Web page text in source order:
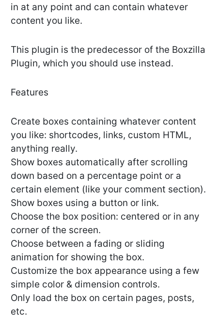
in at any point and can contain whatever
content you like.
This plugin is the predecessor of the Boxzilla
Plugin, which you should use instead.
Features
Create boxes containing whatever content
you like: shortcodes, links, custom HTML,
anything really.
Show boxes automatically after scrolling
down based on a percentage point or a
certain element (like your comment section).
Show boxes using a button or link.
Choose the box position: centered or in any
corner of the screen.
Choose between a fading or sliding
animation for showing the box.
Customize the box appearance using a few
simple color & dimension controls.
Only load the box on certain pages, posts,
etc.